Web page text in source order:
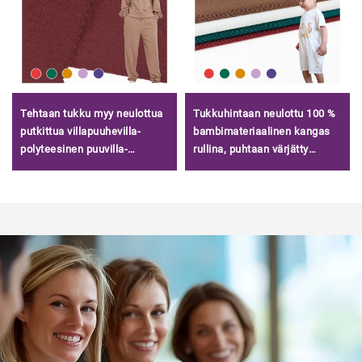
Tehtaan tukku myy neulottua
putkittua villapuuhevilla-
polyteesinen puuvilla-
Tukkuhintaan neulottu 100 %
bambimateriaalinen kangas
rullina, puhtaan värjätty